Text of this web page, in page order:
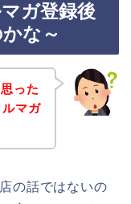
ガ登録後
な～
った
マガ
の話ではないの